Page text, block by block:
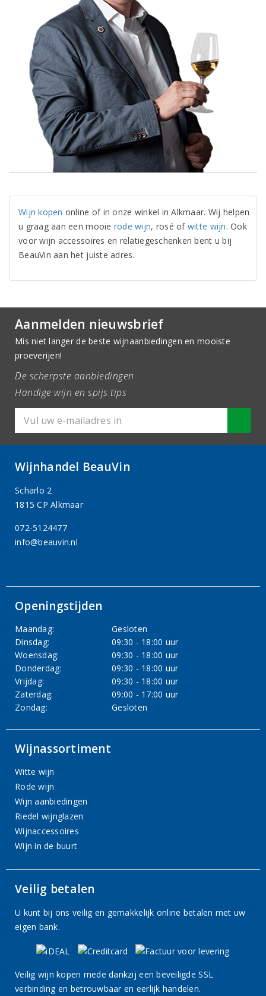
Wijn kopen online of in onze winkel in Alkmaar. Wij helpen
u graag aan een mooie rode wijn, rosé of witte wijn. Ook
voor wijn accessoires en relatiegeschenken bent u bij
BeauVin aan het juiste adres.
Aanmelden nieuwsbrief
Mis niet langer de beste wijnaanbiedingen en mooiste
proeverijen!
De scherpste aanbiedingen
Handige wijn en spijs tips
Wijnhandel BeauVin
Scharlo 2
1815 CP Alkmaar
072-5124477
info@beauvin.nl
Openingstijden
Maandag:
Gesloten
Dinsdag:
09:30 - 18:00 uur
Woensdag:
09:30 - 18:00 uur
Donderdag:
09:30 - 18:00 uur
Vrijdag:
09:30 - 18:00 uur
Zaterdag:
09:00 - 17:00 uur
Zondag:
Gesloten
Wijnassortiment
Witte wijn
Rode wijn
Wijn aanbiedingen
Riedel wijnglazen
Wijnaccessoires
Wijn in de buurt
Veilig betalen
U kunt bij ons veilig en gemakkelijk online betalen met uw
eigen bank.
Veilig wijn kopen mede dankzij een beveiligde SSL
verbinding en betrouwbaar en eerlijk handelen.